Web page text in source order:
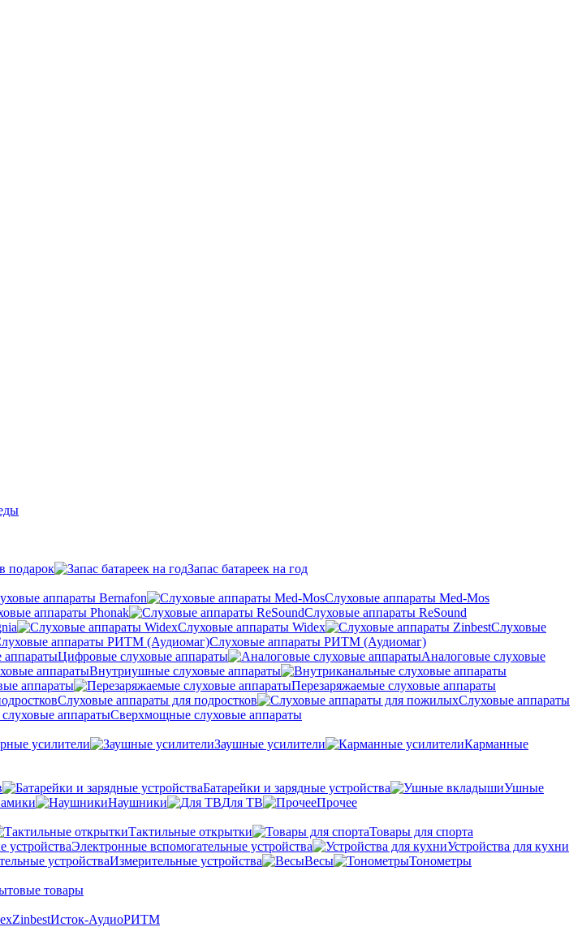
подарок
Запас батареек на год
аппараты Bernafon
Слуховые аппараты Med-Mos
аппараты Phonak
Слуховые аппараты ReSound
Слуховые аппараты Widex
Слуховые
Слуховые аппараты РИТМ (Аудиомаг)
Цифровые слуховые аппараты
Аналоговые слуховые
Внутриушные слуховые аппараты
аппараты
Перезаряжаемые слуховые аппараты
Слуховые аппараты для подростков
Слуховые аппараты
Сверхмощные слуховые аппараты
усилители Заушные усилители
Карманные
Батарейки и зарядные устройства
Ушные
Наушники Для ТВ
Прочее
Тактильные открытки
Товары для спорта
Электронные вспомогательные устройства
Устройства для кухни
Измерительные устройства Весы
Тонометры
товары
ZinbestИсток-АудиоРИТМ